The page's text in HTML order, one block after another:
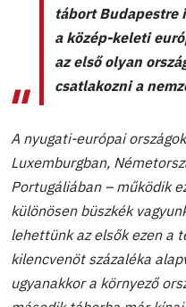
tábort Budapestre
a közép-keleti
az első olyan
csatlakozni a
A nyugati-európai
Luxemburgban,
Portugáliában – működik
különösen büszkék
lehettünk az elsők ezen a
kilencvenöt százaléka
ugyanakkor a környező